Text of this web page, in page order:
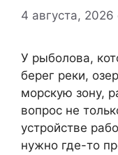
4 августа, 2026
У рыболова,
берег реки,
морскую зону,
вопрос не
устройстве
нужно где-то